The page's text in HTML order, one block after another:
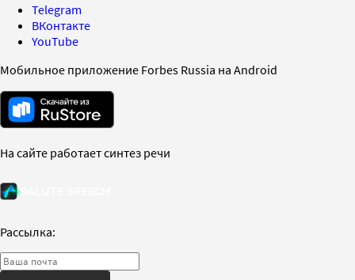
Telegram
ВКонтакте
YouTube
Мобильное приложение Forbes Russia на Android
На сайте работает синтез речи
Рассылка: